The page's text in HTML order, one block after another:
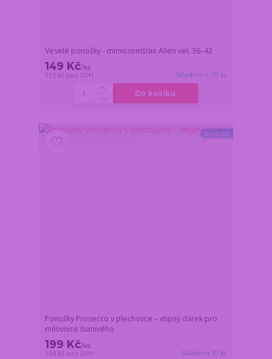
Veselé ponožky - mimozemšťan Alien vel. 36–42
149 Kč/ks
123 Kč bez DPH Skladem > 10 ks
Do košíku
Novinka
Ponožky Prosecco v plechovce – vtipný dárek pro
milovnice šumivého
199 Kč/ks
164 Kč bez DPH Skladem 10 ks